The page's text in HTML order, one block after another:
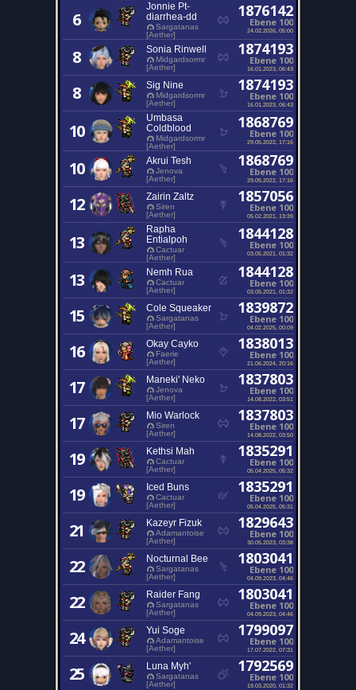
6
Jonnie Pt-
diarrhea-dd
Sargatanas
[Aether]
1876142
Ebene 100
24.02.2026, 05:00
8 Sonia Rinwell
Midgardsormr
[Aether]
1874193
Ebene 100
16.01.2023, 06:43
8 Sig Nine
Midgardsormr
[Aether]
1874193
Ebene 100
16.01.2023, 06:43
10
Umbasa
Coldblood
Midgardsormr
[Aether]
1868769
Ebene 100
29.05.2022, 17:16
10 Akrui Tesh
Jenova
[Aether]
1868769
Ebene 100
29.05.2022, 17:16
12 Zairin Zaltz
Siren
[Aether]
1857056
Ebene 100
05.02.2021, 13:39
13
Rapha
Entialpoh
Cactuar
[Aether]
1844128
Ebene 100
03.05.2021, 01:32
13 Nemh Rua
Cactuar
[Aether]
1844128
Ebene 100
03.05.2021, 01:32
15 Cole Squeaker
Sargatanas
[Aether]
1839872
Ebene 100
04.02.2025, 00:09
16 Okay Cayko
Faerie
[Aether]
1838013
Ebene 100
21.06.2024, 20:16
17 Maneki' Neko
Jenova
[Aether]
1837803
Ebene 100
14.08.2022, 03:51
17 Mio Warlock
Siren
[Aether]
1837803
Ebene 100
14.08.2022, 03:50
19 Kethsi Mah
Cactuar
[Aether]
1835291
Ebene 100
05.04.2025, 05:32
19 Iced Buns
Cactuar
[Aether]
1835291
Ebene 100
05.04.2025, 05:31
21 Kazeyr Fizuk
Adamantoise
[Aether]
1829643
Ebene 100
30.05.2023, 03:38
22 Nocturnal Bee
Sargatanas
[Aether]
1803041
Ebene 100
04.09.2023, 04:46
22 Raider Fang
Sargatanas
[Aether]
1803041
Ebene 100
04.09.2023, 04:46
24 Yui Soge
Adamantoise
[Aether]
1799097
Ebene 100
17.07.2022, 07:31
25 Luna Myh'
Sargatanas
[Aether]
1792569
Ebene 100
19.03.2020, 01:32